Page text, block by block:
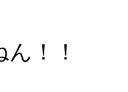
！！